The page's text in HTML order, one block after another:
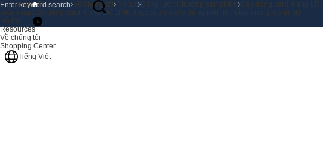
Sản phẩm
Giải pháp
Hỗ trợ
Resources
Về chúng tôi
Shopping Center
Tiếng Việt
Trang chủ Về chúng tôi Tin tức Động lực thị trường sản phẩm Các dòng card mạng
Các dòng card mạng LR-LINK Bypass giúp xây dựng một hệ thống mạng mạnh mẽ